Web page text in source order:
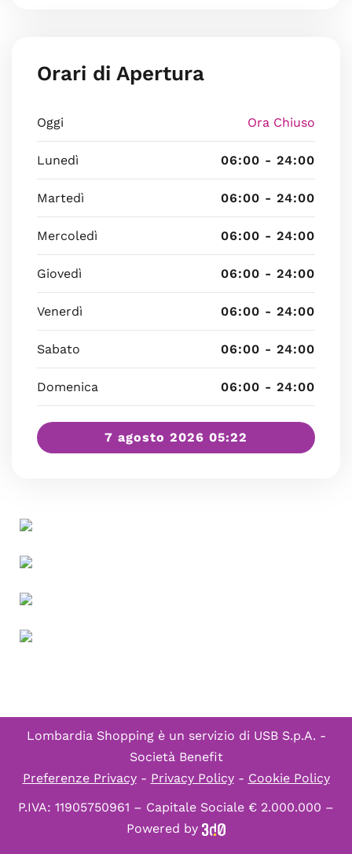
Orari di Apertura
Oggi Ora Chiuso
Lunedì 06:00 - 24:00
Martedì 06:00 - 24:00
Mercoledì 06:00 - 24:00
Giovedì 06:00 - 24:00
Venerdì 06:00 - 24:00
Sabato 06:00 - 24:00
Domenica 06:00 - 24:00
7 agosto 2026 05:22
Lombardia Shopping è un servizio di USB S.p.A. -
Società Benefit
Preferenze Privacy- Privacy Policy- Cookie Policy
P.IVA: 11905750961 – Capitale Sociale € 2.000.000 –
Powered by